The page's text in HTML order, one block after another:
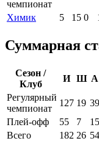
чемпионат
Химик
5 15 0
Суммарная
Сезон /
Клуб
И Ш А
Регулярный
чемпионат
127 19 39
Плей-офф
55 7 15
Всего
182 26 54